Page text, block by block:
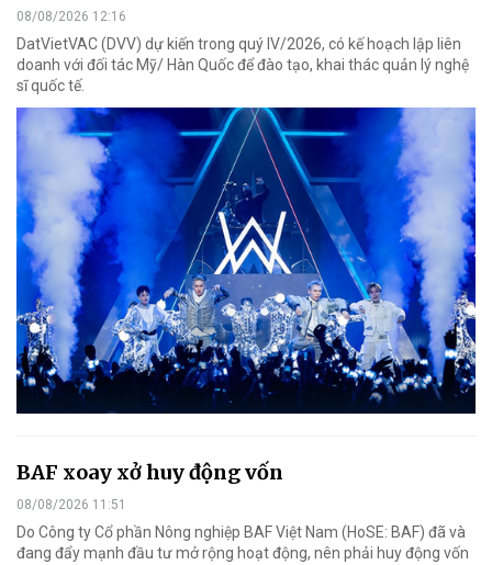
08/08/2026 12:16
DatVietVAC (DVV) dự kiến trong quý IV/2026, có kế hoạch lập liên
doanh với đối tác Mỹ/ Hàn Quốc để đào tạo, khai thác quản lý nghệ
sĩ quốc tế.
BAF xoay xở huy động vốn
08/08/2026 11:51
Do Công ty Cổ phần Nông nghiệp BAF Việt Nam (HoSE: BAF) đã và
đang đẩy mạnh đầu tư mở rộng hoạt động, nên phải huy động vốn